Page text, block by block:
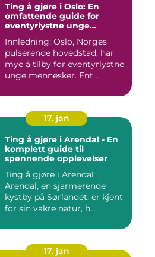
Ting å gjøre i Oslo: En
omfattende guide for
eventyrlystne unge
Innledning: Oslo, Norges
pulserende hovedstad, har
mye å tilby for eventyrlystne
unge mennesker. Ent...
17. jan
Ting å gjøre i Arendal - En
komplett guide til
spennende opplevelser
Ting å gjøre i Arendal
Arendal, en sjarmerende
kystby på Sørlandet, er kjent
for sin vakre natur, h...
17. jan